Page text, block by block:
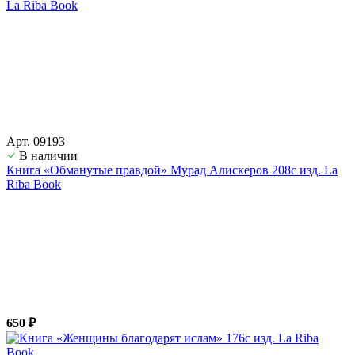
Арт. 09193
В наличии
Книга «Обманутые правдой» Мурад Алискеров 208с изд. La
Riba Book
650 ₽